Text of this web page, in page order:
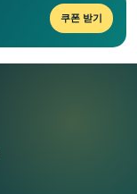
쿠폰 받기